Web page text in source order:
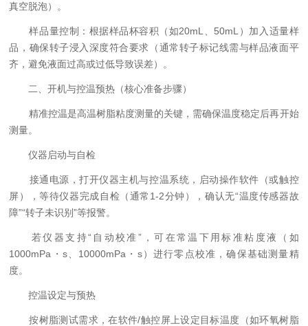
真空脱泡）。
样品量控制：根据样品杯容积（如20mL、50mL）加入适量样
品，确保转子浸入深度符合要求（通常转子标记线需与样品液面平
齐，避免液面过高或过低导致误差）。
二、开机与控温预热（核心准备步骤）
精准控温是高温树脂粘度测量的关键，需确保温度稳定后再开始
测量。
仪器启动与自检
接通电源，打开仪器主机与控温系统，启动操作软件（或触控
屏），等待仪器完成自检（通常1-2分钟），确认无“温度传感器故
障”“转子未识别”等报警。
若仪器支持“自动校准”，可在常温下用标准粘度液（如
1000mPa・s、10000mPa・s）进行零点校准，确保基础测量精
度。
控温设定与预热
按树脂测试需求，在软件/触控屏上设定目标温度（如环氧树脂